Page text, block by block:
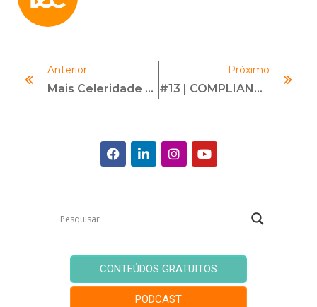
Anterior
Mais Celeridade Para A CGU E Segurança Para Empresas Investigadas
Próximo
#13 | COMPLIANCE PÚBLICO | Com Rodrigo Pironti
CONTEÚDOS GRATUITOS
PODCAST